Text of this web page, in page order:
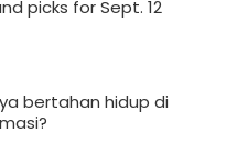
picks for Sept. 12
bertahan hidup di